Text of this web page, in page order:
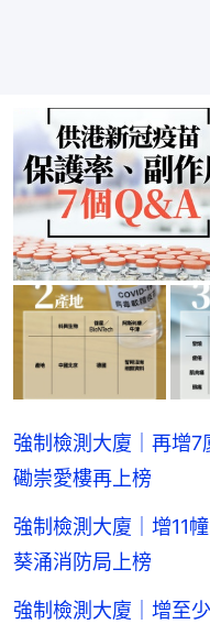
強制檢測大廈｜再
磡崇愛樓再上榜
強制檢測大廈｜增
葵涌消防局上榜
強制檢測大廈｜增至